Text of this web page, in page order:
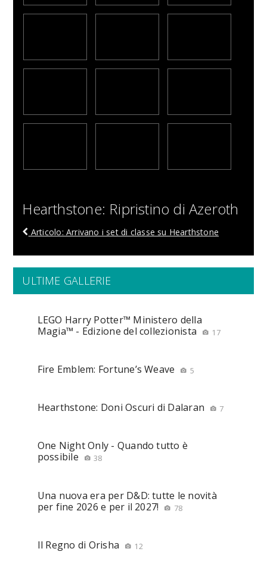
Hearthstone: Ripristino di Azeroth
Articolo: Arrivano i set di classe su Hearthstone
ULTIME GALLERIE
LEGO Harry Potter™ Ministero della
Magia™ - Edizione del collezionista
17
Fire Emblem: Fortune’s Weave 5
Hearthstone: Doni Oscuri di Dalaran 7
One Night Only - Quando tutto è
possibile
38
Una nuova era per D&D: tutte le novità
per fine 2026 e per il 2027!
78
Il Regno di Orisha 12